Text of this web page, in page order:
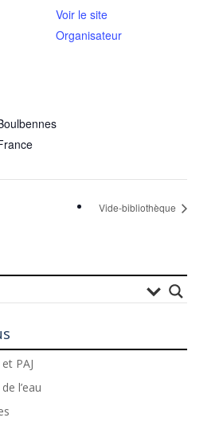
Voir le site
Organisateur
Vide-bibliothèque
PAJ
l’eau